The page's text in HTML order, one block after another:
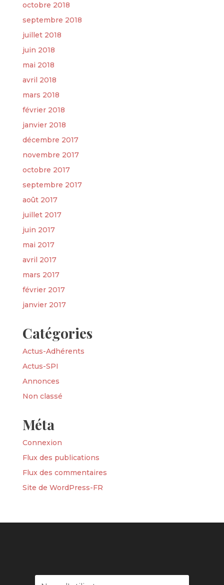
octobre 2018
septembre 2018
juillet 2018
juin 2018
mai 2018
avril 2018
mars 2018
février 2018
janvier 2018
décembre 2017
novembre 2017
octobre 2017
septembre 2017
août 2017
juillet 2017
juin 2017
mai 2017
avril 2017
mars 2017
février 2017
janvier 2017
Catégories
Actus-Adhérents
Actus-SPI
Annonces
Non classé
Méta
Connexion
Flux des publications
Flux des commentaires
Site de WordPress-FR